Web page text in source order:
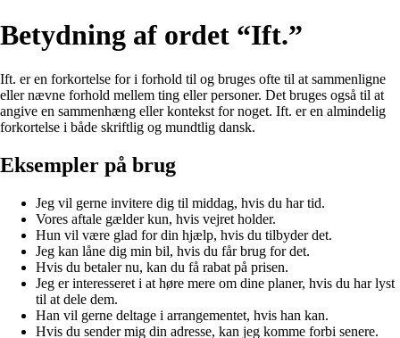
Betydning af ordet “Ift.”
Ift. er en forkortelse for i forhold til og bruges ofte til at sammenligne
eller nævne forhold mellem ting eller personer. Det bruges også til at
angive en sammenhæng eller kontekst for noget. Ift. er en almindelig
forkortelse i både skriftlig og mundtlig dansk.
Eksempler på brug
Jeg vil gerne invitere dig til middag, hvis du har tid.
Vores aftale gælder kun, hvis vejret holder.
Hun vil være glad for din hjælp, hvis du tilbyder det.
Jeg kan låne dig min bil, hvis du får brug for det.
Hvis du betaler nu, kan du få rabat på prisen.
Jeg er interesseret i at høre mere om dine planer, hvis du har lyst
til at dele dem.
Han vil gerne deltage i arrangementet, hvis han kan.
Hvis du sender mig din adresse, kan jeg komme forbi senere.